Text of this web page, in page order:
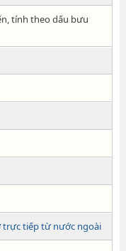
tính theo dấu bưu
trực tiếp từ nước ngoài